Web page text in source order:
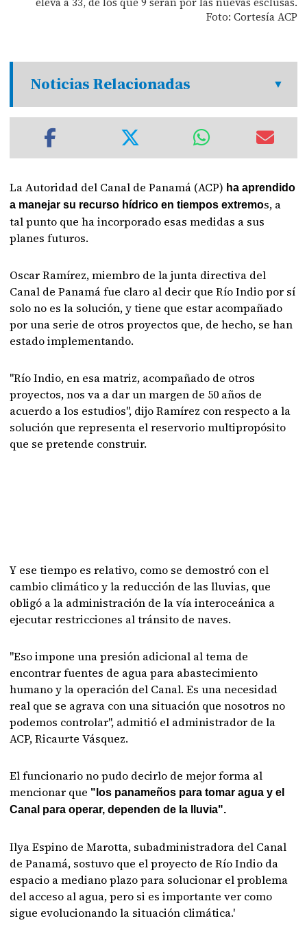
Foto: Cortesía ACP
Noticias Relacionadas
La Autoridad del Canal de Panamá (ACP) ha aprendido
a manejar su recurso hídrico en tiempos extremos, a
tal punto que ha incorporado esas medidas a sus
planes futuros.
Oscar Ramírez, miembro de la junta directiva del
Canal de Panamá fue claro al decir que Río Indio por sí
solo no es la solución, y tiene que estar acompañado
por una serie de otros proyectos que, de hecho, se han
estado implementando.
"Río Indio, en esa matriz, acompañado de otros
proyectos, nos va a dar un margen de 50 años de
acuerdo a los estudios", dijo Ramírez con respecto a la
solución que representa el reservorio multipropósito
que se pretende construir.
Y ese tiempo es relativo, como se demostró con el
cambio climático y la reducción de las lluvias, que
obligó a la administración de la vía interoceánica a
ejecutar restricciones al tránsito de naves.
"Eso impone una presión adicional al tema de
encontrar fuentes de agua para abastecimiento
humano y la operación del Canal. Es una necesidad
real que se agrava con una situación que nosotros no
podemos controlar", admitió el administrador de la
ACP, Ricaurte Vásquez.
El funcionario no pudo decirlo de mejor forma al
mencionar que "los panameños para tomar agua y el
Canal para operar, dependen de la lluvia".
Ilya Espino de Marotta, subadministradora del Canal
de Panamá, sostuvo que el proyecto de Río Indio da
espacio a mediano plazo para solucionar el problema
del acceso al agua, pero si es importante ver como
sigue evolucionando la situación climática.'